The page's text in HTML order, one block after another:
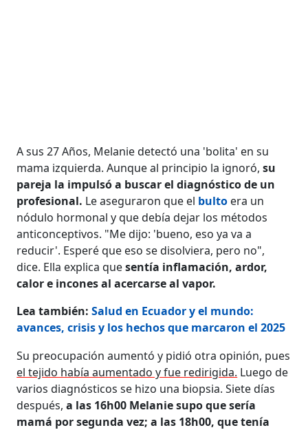
A sus 27 Años, Melanie detectó una 'bolita' en su
mama izquierda. Aunque al principio la ignoró,su
pareja la impulsó a buscar el diagnóstico de un
profesional. Le aseguraron que el bulto era un
nódulo hormonal y que debía dejar los métodos
anticonceptivos. "Me dijo: 'bueno, eso ya va a
reducir'. Esperé que eso se disolviera, pero no",
dice. Ella explica quesentía inflamación, ardor,
calor e incones al acercarse al vapor.
Lea también: Salud en Ecuador y el mundo:
avances, crisis y los hechos que marcaron el 2025
Su preocupación aumentó y pidió otra opinión, pues
el tejido había aumentado y fue redirigida. Luego de
varios diagnósticos se hizo una biopsia. Siete días
después,a las 16h00 Melanie supo que sería
mamá por segunda vez; a las 18h00, que tenía